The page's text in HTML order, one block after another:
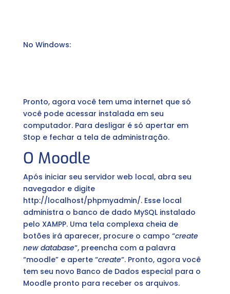
No Windows:
Pronto, agora você tem uma internet que só
você pode acessar instalada em seu
computador. Para desligar é só apertar em
Stop e fechar a tela de administração.
O Moodle
Após iniciar seu servidor web local, abra seu
navegador e digite
http://localhost/phpmyadmin/. Esse local
administra o banco de dado MySQL instalado
pelo XAMPP. Uma tela complexa cheia de
botões irá aparecer, procure o campo “create
new database“, preencha com a palavra
“moodle” e aperte “create“. Pronto, agora você
tem seu novo Banco de Dados especial para o
Moodle pronto para receber os arquivos.